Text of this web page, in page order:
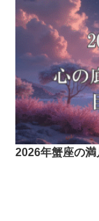
2026年蟹座の